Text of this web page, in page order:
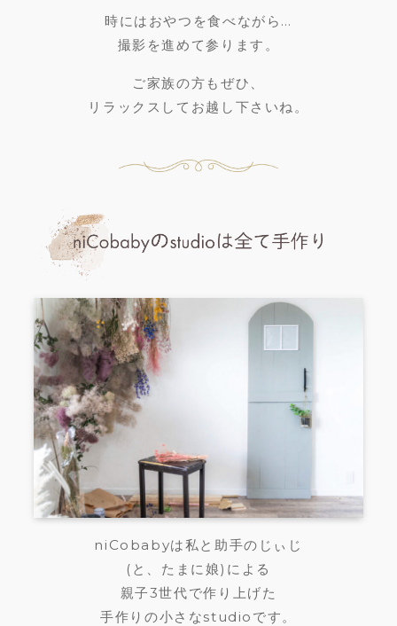
時にはおやつを食べながら…
撮影を進めて参ります。
ご家族の方もぜひ、
リラックスしてお越し下さいね。
niCobabyは私と助手のじぃじ
(と、たまに娘)による
親子3世代で作り上げた
手作りの小さなstudioです。